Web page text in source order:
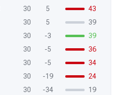
30 5
43
30 5
39
30 -3
39
30 -5
36
30 -5
34
30 -19
24
30 -34
19